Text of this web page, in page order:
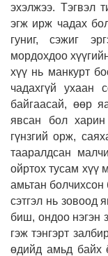
эхэлжээ. Тэгвэл
эгж ирж чадах
гуниг, сэжиг
мордохдоо
хүү нь манкурт
чадахгүй ухаан
байгаасай, өөр
явсан бол
гүнзгий орж,
тааралдсан
ойртох тусам хүү
амьтан болчихсон
сэтгэл нь зовоод
биш, ондоо нэгэн
гэж тэнгэрт
өдийд амьд байх